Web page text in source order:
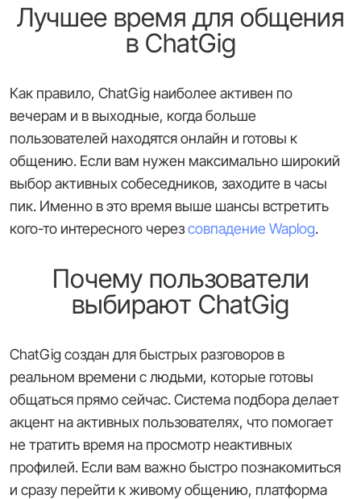
Лучшее время для общения
в ChatGig
Как правило, ChatGig наиболее активен по
вечерам и в выходные, когда больше
пользователей находятся онлайн и готовы к
общению. Если вам нужен максимально широкий
выбор активных собеседников, заходите в часы
пик. Именно в это время выше шансы встретить
кого-то интересного черезсовпадение Waplog.
Почему пользователи
выбирают ChatGig
ChatGig создан для быстрых разговоров в
реальном времени с людьми, которые готовы
общаться прямо сейчас. Система подбора делает
акцент на активных пользователях, что помогает
не тратить время на просмотр неактивных
профилей. Если вам важно быстро познакомиться
и сразу перейти к живому общению, платформа